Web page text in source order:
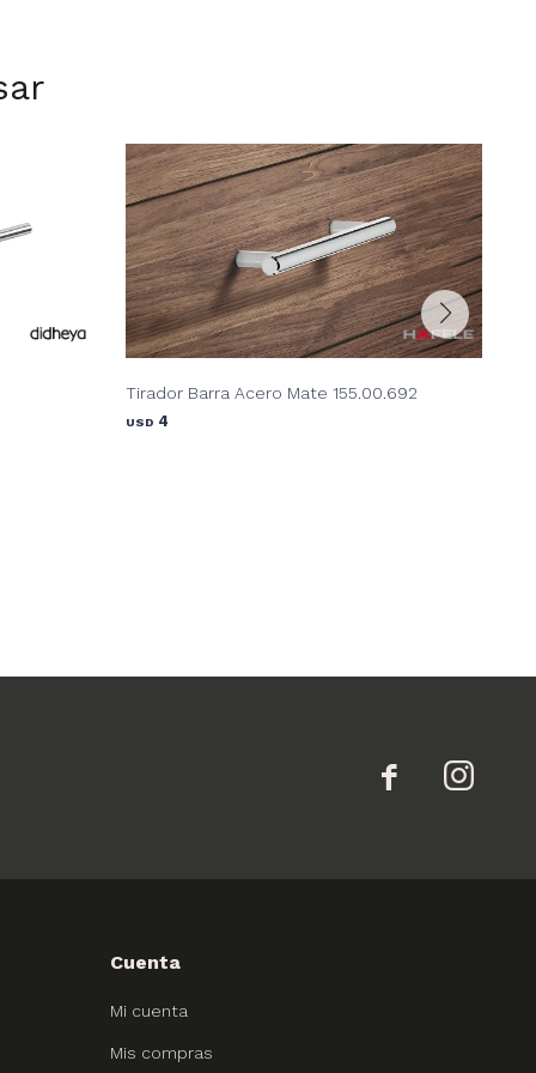
Tirador Barra Acero Mate 155.00.692
USD 4
 
Cuenta
Mi cuenta
Mis compras